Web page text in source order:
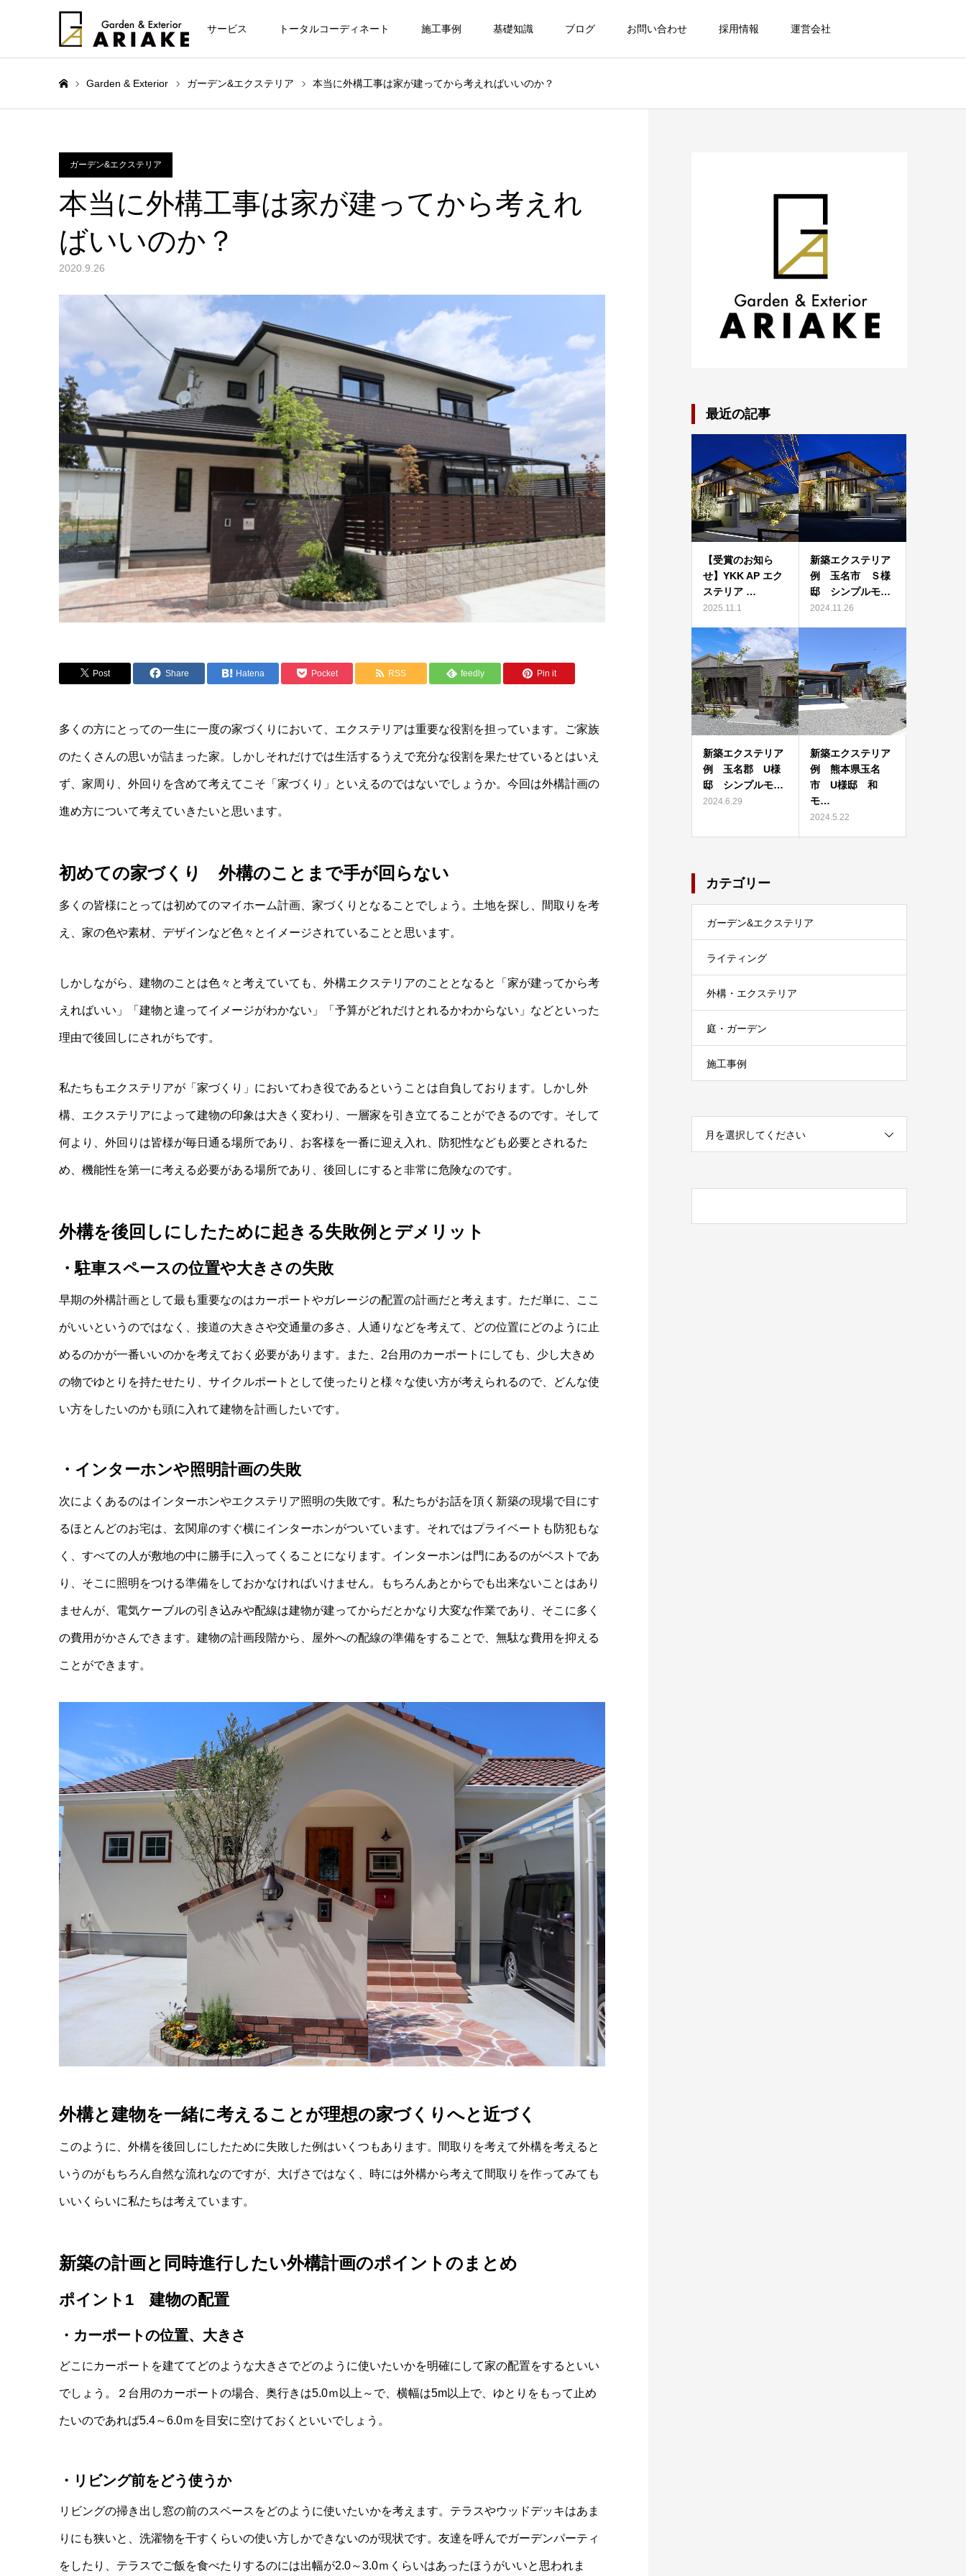
お知らせ サービス トータルコーディネート 施工事例 基礎知識 ブログ お問い合わせ 採用情報 運営会社
Garden & Exterior ガーデン&エクステリア 本当に外構工事は家が建ってから考えればいいのか？
ガーデン&エクステリア
本当に外構工事は家が建ってから考えれ
ばいいのか？
2020.9.26
Post Share Hatena Pocket RSS feedly Pin it
多くの方にとっての一生に一度の家づくりにおいて、エクステリアは重要な役割を担っています。ご家族
のたくさんの思いが詰まった家。しかしそれだけでは生活するうえで充分な役割を果たせているとはいえ
ず、家周り、外回りを含めて考えてこそ「家づくり」といえるのではないでしょうか。今回は外構計画の
進め方について考えていきたいと思います。
初めての家づくり 外構のことまで手が回らない
多くの皆様にとっては初めてのマイホーム計画、家づくりとなることでしょう。土地を探し、間取りを考
え、家の色や素材、デザインなど色々とイメージされていることと思います。
しかしながら、建物のことは色々と考えていても、外構エクステリアのこととなると「家が建ってから考
えればいい」「建物と違ってイメージがわかない」「予算がどれだけとれるかわからない」などといった
理由で後回しにされがちです。
私たちもエクステリアが「家づくり」においてわき役であるということは自負しております。しかし外
構、エクステリアによって建物の印象は大きく変わり、一層家を引き立てることができるのです。そして
何より、外回りは皆様が毎日通る場所であり、お客様を一番に迎え入れ、防犯性なども必要とされるた
め、機能性を第一に考える必要がある場所であり、後回しにすると非常に危険なのです。
外構を後回しにしたために起きる失敗例とデメリット
・駐車スペースの位置や大きさの失敗
早期の外構計画として最も重要なのはカーポートやガレージの配置の計画だと考えます。ただ単に、ここ
がいいというのではなく、接道の大きさや交通量の多さ、人通りなどを考えて、どの位置にどのように止
めるのかが一番いいのかを考えておく必要があります。また、2台用のカーポートにしても、少し大きめ
の物でゆとりを持たせたり、サイクルポートとして使ったりと様々な使い方が考えられるので、どんな使
い方をしたいのかも頭に入れて建物を計画したいです。
・インターホンや照明計画の失敗
次によくあるのはインターホンやエクステリア照明の失敗です。私たちがお話を頂く新築の現場で目にす
るほとんどのお宅は、玄関扉のすぐ横にインターホンがついています。それではプライベートも防犯もな
く、すべての人が敷地の中に勝手に入ってくることになります。インターホンは門にあるのがベストであ
り、そこに照明をつける準備をしておかなければいけません。もちろんあとからでも出来ないことはあり
ませんが、電気ケーブルの引き込みや配線は建物が建ってからだとかなり大変な作業であり、そこに多く
の費用がかさんできます。建物の計画段階から、屋外への配線の準備をすることで、無駄な費用を抑える
ことができます。
外構と建物を一緒に考えることが理想の家づくりへと近づく
このように、外構を後回しにしたために失敗した例はいくつもあります。間取りを考えて外構を考えると
いうのがもちろん自然な流れなのですが、大げさではなく、時には外構から考えて間取りを作ってみても
いいくらいに私たちは考えています。
新築の計画と同時進行したい外構計画のポイントのまとめ
ポイント1 建物の配置
・カーポートの位置、大きさ
どこにカーポートを建ててどのような大きさでどのように使いたいかを明確にして家の配置をするといい
でしょう。２台用のカーポートの場合、奥行きは5.0ｍ以上～で、横幅は5m以上で、ゆとりをもって止め
たいのであれば5.4～6.0ｍを目安に空けておくといいでしょう。
・リビング前をどう使うか
リビングの掃き出し窓の前のスペースをどのように使いたいかを考えます。テラスやウッドデッキはあま
りにも狭いと、洗濯物を干すくらいの使い方しかできないのが現状です。友達を呼んでガーデンパーティ
をしたり、テラスでご飯を食べたりするのには出幅が2.0～3.0ｍくらいはあったほうがいいと思われま
最近の記事
【受賞のお知ら
せ】YKK AP エク
ステリア …
2025.11.1
新築エクステリア
例 玉名市 Ｓ様
邸 シンプルモ…
2024.11.26
新築エクステリア
例 玉名郡 U様
邸 シンプルモ…
2024.6.29
新築エクステリア
例 熊本県玉名
市 U様邸 和
モ…
2024.5.22
カテゴリー
ガーデン&エクステリア
ライティング
外構・エクステリア
庭・ガーデン
施工事例
月を選択してください